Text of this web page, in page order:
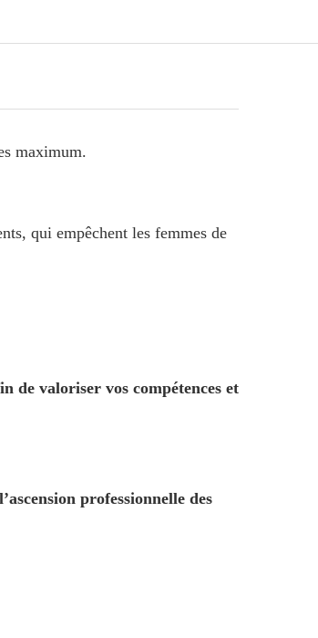
maximum.
qui empêchent les femmes de
de valoriser vos compétences et
professionnelle des